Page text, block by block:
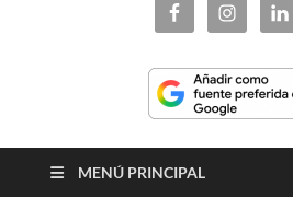
MENÚ PRINCIPAL